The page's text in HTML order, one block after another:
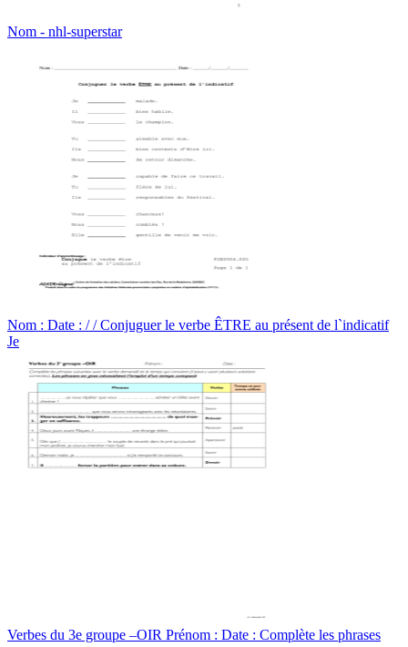
Nom - nhl-superstar
Nom : Date : / / Conjuguer le verbe ÊTRE au présent de l`indicatif
Je
Verbes du 3e groupe –OIR Prénom : Date : Complète les phrases